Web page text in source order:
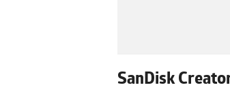
SanDisk